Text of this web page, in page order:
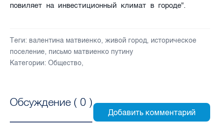
повиляет на инвестиционный климат в городе".
Теги: валентина матвиенко, живой город, историческое
поселение, письмо матвиенко путину
Категории: Общество,
Обсуждение ( 0 )